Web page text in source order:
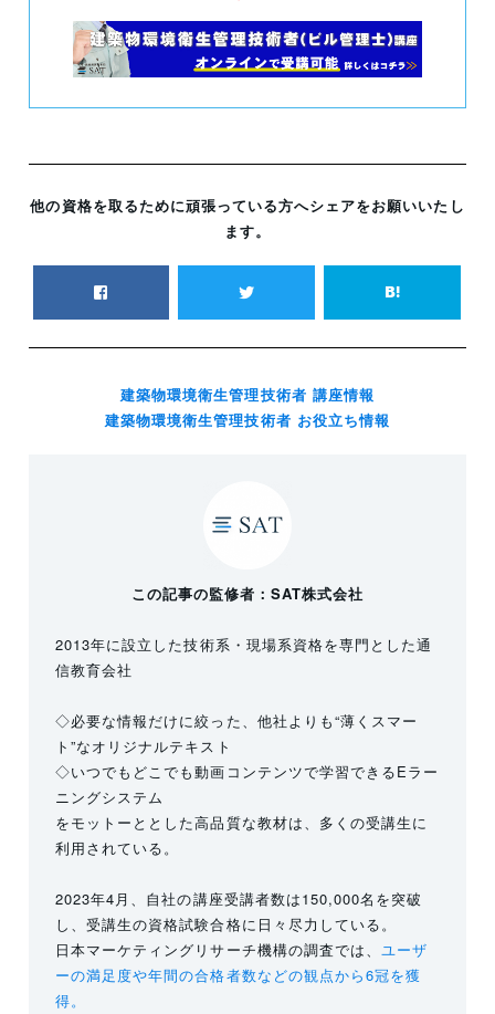
他の資格を取るために頑張っている方へシェアをお願いいたし
ます。
建築物環境衛生管理技術者 講座情報
建築物環境衛生管理技術者 お役立ち情報
この記事の監修者：SAT株式会社
2013年に設立した技術系・現場系資格を専門とした通
信教育会社
◇必要な情報だけに絞った、他社よりも“薄くスマー
ト”なオリジナルテキスト
◇いつでもどこでも動画コンテンツで学習できるEラー
ニングシステム
をモットーととした高品質な教材は、多くの受講生に
利用されている。
2023年4月、自社の講座受講者数は150,000名を突破
し、受講生の資格試験合格に日々尽力している。
日本マーケティングリサーチ機構の調査では、 ユーザ
ーの満足度や年間の合格者数などの観点から6冠を獲
得。